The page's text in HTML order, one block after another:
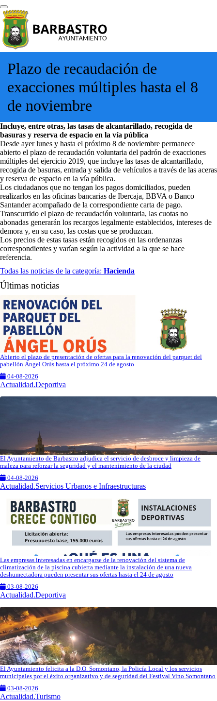
Plazo de recaudación de
exacciones múltiples hasta el 8
de noviembre
Incluye, entre otras, las tasas de alcantarillado, recogida de
basuras y reserva de espacio en la vía pública
Desde ayer lunes y hasta el próximo 8 de noviembre permanece
abierto el plazo de recaudación voluntaria del padrón de exacciones
múltiples del ejercicio 2019, que incluye las tasas de alcantarillado,
recogida de basuras, entrada y salida de vehículos a través de las aceras
y reserva de espacio en la vía pública.
Los ciudadanos que no tengan los pagos domiciliados, pueden
realizarlos en las oficinas bancarias de Ibercaja, BBVA o Banco
Santander acompañado de la correspondiente carta de pago.
Transcurrido el plazo de recaudación voluntaria, las cuotas no
abonadas generarán los recargos legalmente establecidos, intereses de
demora y, en su caso, las costas que se produzcan.
Los precios de estas tasas están recogidos en las ordenanzas
correspondientes y varían según la actividad a la que se hace
referencia.
Todas las noticias de la categoría: Hacienda
Últimas noticias
Abierto el plazo de presentación de ofertas para la renovación del parquet del
pabellón Ángel Orús hasta el próximo 24 de agosto
04-08-2026
Actualidad.Deportiva
El Ayuntamiento de Barbastro adjudica el servicio de desbroce y limpieza de
maleza para reforzar la seguridad y el mantenimiento de la ciudad
04-08-2026
Actualidad.Servicios Urbanos e Infraestructuras
Las empresas interesadas en encargarse de la renovación del sistema de
climatización de la piscina cubierta mediante la instalación de una nueva
deshumectadora pueden presentar sus ofertas hasta el 24 de agosto
03-08-2026
Actualidad.Deportiva
El Ayuntamiento felicita a la D.O. Somontano, la Policía Local y los servicios
municipales por el éxito organizativo y de seguridad del Festival Vino Somontano
03-08-2026
Actualidad.Turismo